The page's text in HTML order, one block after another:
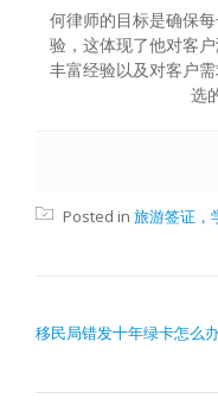
何律师的目标是确保
验，这体现了他对客
丰富经验以及对客户
选
Posted in 旅游签证，
移民局错发十年绿卡怎么